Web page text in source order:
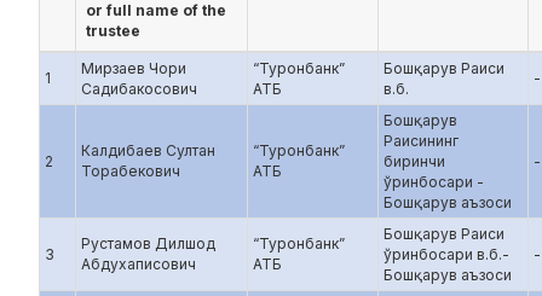
or full name of the
trustee
1
Мирзаев Чори
Садибакосович
“Туронбанк”
АТБ
Бошқарув Раиси
в.б.
-
2
Калдибаев Султaн
Торабекович
“Туронбанк”
АТБ
Бошқарув
Раисининг
биринчи
ўринбосари -
Бошқарув аъзоси
-
3
Рустамов Дилшод
Абдухаписович
“Туронбанк”
АТБ
Бошқарув Раиси
ўринбосари в.б.-
Бошқарув аъзоси
-